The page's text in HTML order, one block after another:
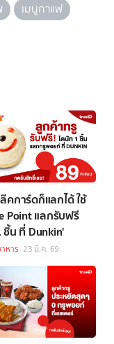
เมนูกาแฟ
คการ์ดก็แลกได้ ใช้
Point แลกรับฟรี
ชิ้น ที่ Dunkin'
หาร 23 มี.ค. 69